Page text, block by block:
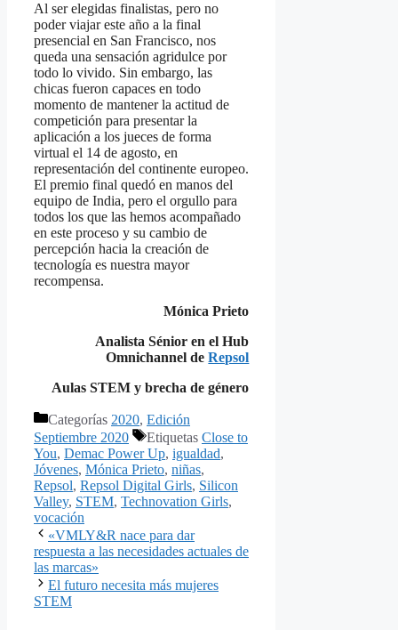
Al ser elegidas finalistas, pero no
poder viajar este año a la final
presencial en San Francisco, nos
queda una sensación agridulce por
todo lo vivido. Sin embargo, las
chicas fueron capaces en todo
momento de mantener la actitud de
competición para presentar la
aplicación a los jueces de forma
virtual el 14 de agosto, en
representación del continente europeo.
El premio final quedó en manos del
equipo de India, pero el orgullo para
todos los que las hemos acompañado
en este proceso y su cambio de
percepción hacia la creación de
tecnología es nuestra mayor
recompensa.
Mónica Prieto
Analista Sénior en el Hub
Omnichannel deRepsol
Aulas STEM y brecha de género
Categorías 2020, Edición
Septiembre 2020
Etiquetas Close to
You, Demac Power Up, igualdad,
Jóvenes, Mónica Prieto, niñas,
Repsol, Repsol Digital Girls, Silicon
Valley, STEM, Technovation Girls,
vocación
«VMLY&R nace para dar
respuesta a las necesidades actuales de
las marcas»
El futuro necesita más mujeres
STEM